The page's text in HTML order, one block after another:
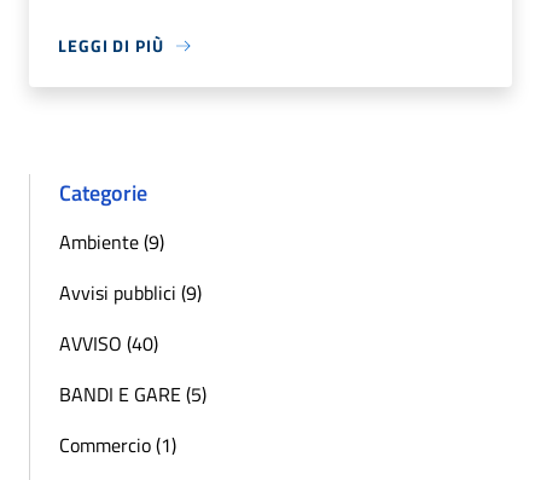
LEGGI DI PIÙ
Categorie
Ambiente (9)
Avvisi pubblici (9)
AVVISO (40)
BANDI E GARE (5)
Commercio (1)